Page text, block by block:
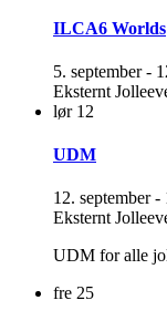
ILCA6 Worlds
5. september-
Eksternt
lør 12
UDM
12. september-
Eksternt
UDM for alle
fre 25